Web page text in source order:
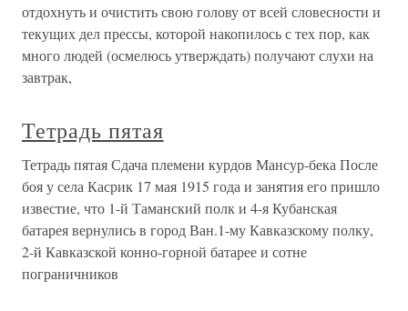
отдохнуть и очистить свою голову от всей словесности и
текущих дел прессы, которой накопилось с тех пор, как
много людей (осмелюсь утверждать) получают слухи на
завтрак,
Тетрадь пятая
Тетрадь пятая Сдача племени курдов Мансур-бека После
боя у села Касрик 17 мая 1915 года и занятия его пришло
известие, что 1-й Таманский полк и 4-я Кубанская
батарея вернулись в город Ван.1-му Кавказскому полку,
2-й Кавказской конно-горной батарее и сотне
пограничников